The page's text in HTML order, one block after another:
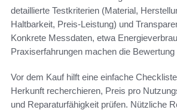
detaillierte Testkriterien (Material,
Haltbarkeit, Preis-Leistung) und
Konkrete Messdaten, etwa
Praxiserfahrungen machen die
Vor dem Kauf hilft eine einfache
Herkunft recherchieren, Preis pro
und Reparaturfähigkeit prüfen. Nützliche